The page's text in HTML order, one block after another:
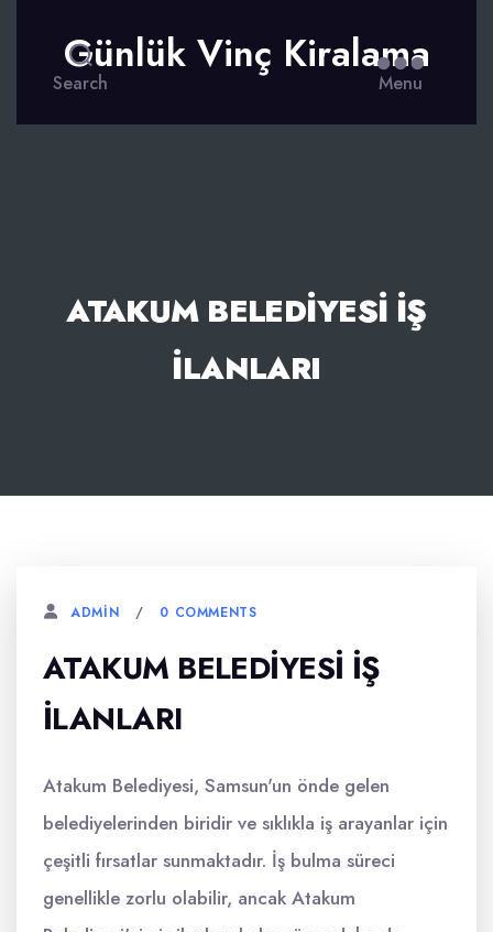
Search
Günlük Vinç Kiralama
Menu
ATAKUM BELEDIYESI İŞ
İLANLARI
ADMIN 0 COMMENTS
ATAKUM BELEDIYESI İŞ
İLANLARI
Atakum Belediyesi, Samsun'un önde gelen
belediyelerinden biridir ve sıklıkla iş arayanlar için
çeşitli fırsatlar sunmaktadır. İş bulma süreci
genellikle zorlu olabilir, ancak Atakum